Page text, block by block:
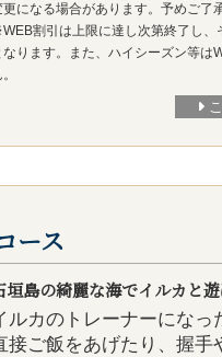
更になる場合があります。予めご了
割引は上限に達し次第終了し、
なります。また、ハイシーズン等は
ース
垣島の綺麗な海でイルカと
ルカのトレーナーになっ
接ご飯をあげたり、握手